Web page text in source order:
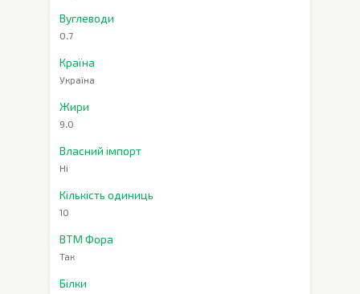
Вуглеводи
0.7
Країна
Україна
Жири
9.0
Власний імпорт
Ні
Кількість одиниць
10
ВТМ Фора
Так
Білки